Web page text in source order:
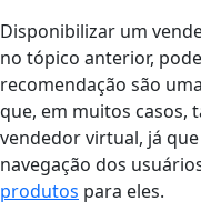
Disponibilizar um
no tópico anterior,
recomendação são
que, em muitos casos,
vendedor virtual, já
navegação dos
produtos para eles.